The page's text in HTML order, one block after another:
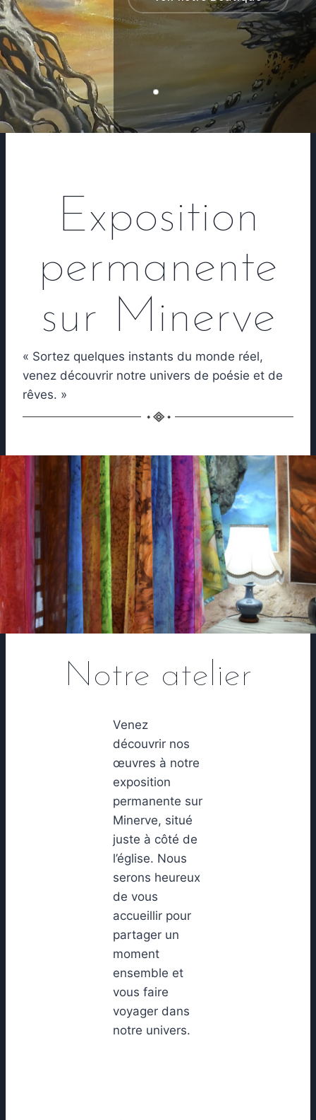
Exposition
permanente
sur Minerve
« Sortez quelques instants du monde réel,
venez découvrir notre univers de poésie et de
rêves. »
Notre atelier
Venez
découvrir nos
œuvres à notre
exposition
permanente sur
Minerve, situé
juste à côté de
l’église. Nous
serons heureux
de vous
accueillir pour
partager un
moment
ensemble et
vous faire
voyager dans
notre univers.